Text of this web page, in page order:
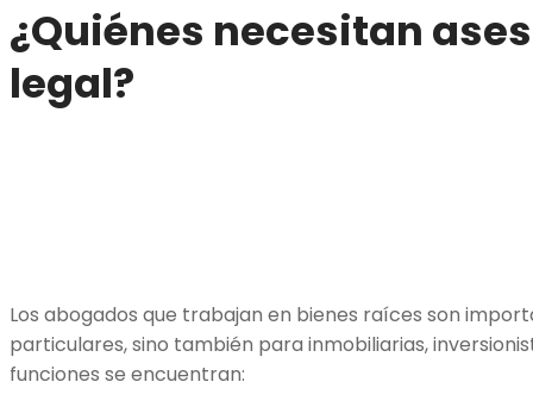
¿Quiénes necesitan
legal?
Los abogados que trabajan en bienes raíces son
particulares, sino también para inmobiliarias,
funciones se encuentran: